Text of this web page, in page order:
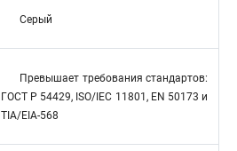
Серый
Превышает требования стандартов:
ГОСТ Р 54429, ISO/IEC 11801, EN 50173 и
TIA/EIA-568